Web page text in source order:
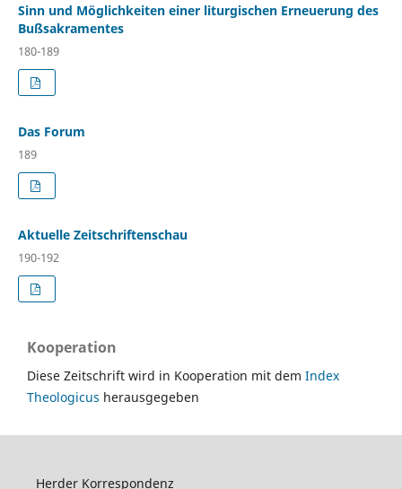
Sinn und Möglichkeiten einer liturgischen Erneuerung des
Bußsakramentes
180-189
Das Forum
189
Aktuelle Zeitschriftenschau
190-192
Kooperation
Diese Zeitschrift wird in Kooperation mit dem Index
Theologicus herausgegeben
Herder Korrespondenz